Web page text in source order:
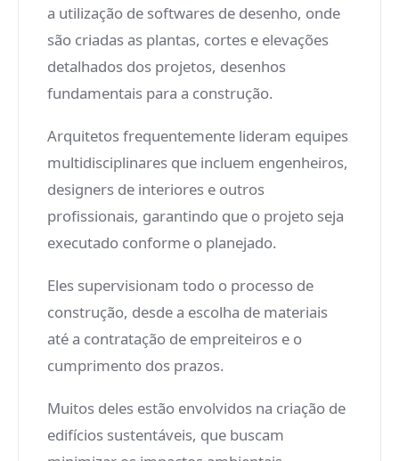
a utilização de softwares de desenho, onde
são criadas as plantas, cortes e elevações
detalhados dos projetos, desenhos
fundamentais para a construção.
Arquitetos frequentemente lideram equipes
multidisciplinares que incluem engenheiros,
designers de interiores e outros
profissionais, garantindo que o projeto seja
executado conforme o planejado.
Eles supervisionam todo o processo de
construção, desde a escolha de materiais
até a contratação de empreiteiros e o
cumprimento dos prazos.
Muitos deles estão envolvidos na criação de
edifícios sustentáveis, que buscam